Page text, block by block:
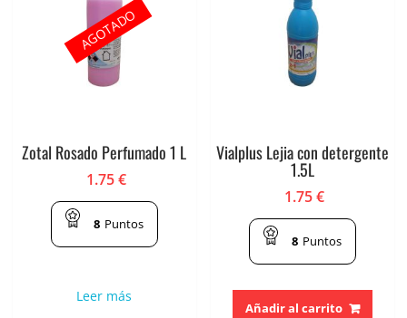
Zotal Rosado Perfumado 1 L
1.75€
8 Puntos
Leer más
AGOTADO
Vialplus Lejia con detergente
1.5L
1.75€
8 Puntos
Añadir al carrito